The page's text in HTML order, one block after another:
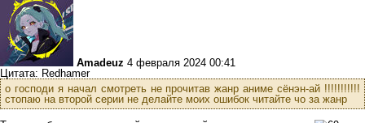
Amadeuz 4 февраля 2024 00:41
Цитата: Redhamer
о господи я начал смотреть не прочитав жанр аниме сёнэн-ай !!!!!!!!!!!
стопаю на второй серии не делайте моих ошибок читайте чо за жанр